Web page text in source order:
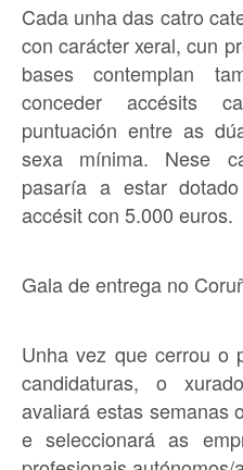
Cada unha das catro
con carácter xeral, cun
bases contemplan
conceder accésits
puntuación entre as
sexa mínima. Nese
pasaría a estar
accésit con 5.000 euros.
Gala de entrega no
Unha vez que cerrou o
candidaturas, o
avaliará estas semanas
e seleccionará as